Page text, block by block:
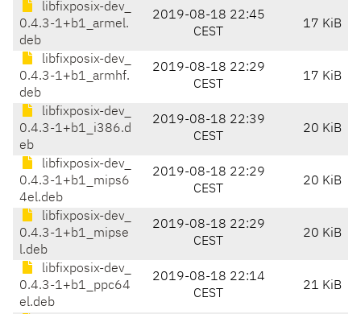
libfixposix-dev_
0.4.3-1+b1_armel.
deb
2019-08-18 22:45
CEST
17 KiB
libfixposix-dev_
0.4.3-1+b1_armhf.
deb
2019-08-18 22:29
CEST
17 KiB
libfixposix-dev_
0.4.3-1+b1_i386.d
eb
2019-08-18 22:39
CEST
20 KiB
libfixposix-dev_
0.4.3-1+b1_mips6
4el.deb
2019-08-18 22:29
CEST
20 KiB
libfixposix-dev_
0.4.3-1+b1_mipse
l.deb
2019-08-18 22:29
CEST
20 KiB
libfixposix-dev_
0.4.3-1+b1_ppc64
el.deb
2019-08-18 22:14
CEST
21 KiB